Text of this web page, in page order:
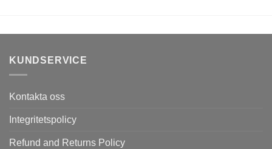
KUNDSERVICE
Kontakta oss
Integritetspolicy
Refund and Returns Policy